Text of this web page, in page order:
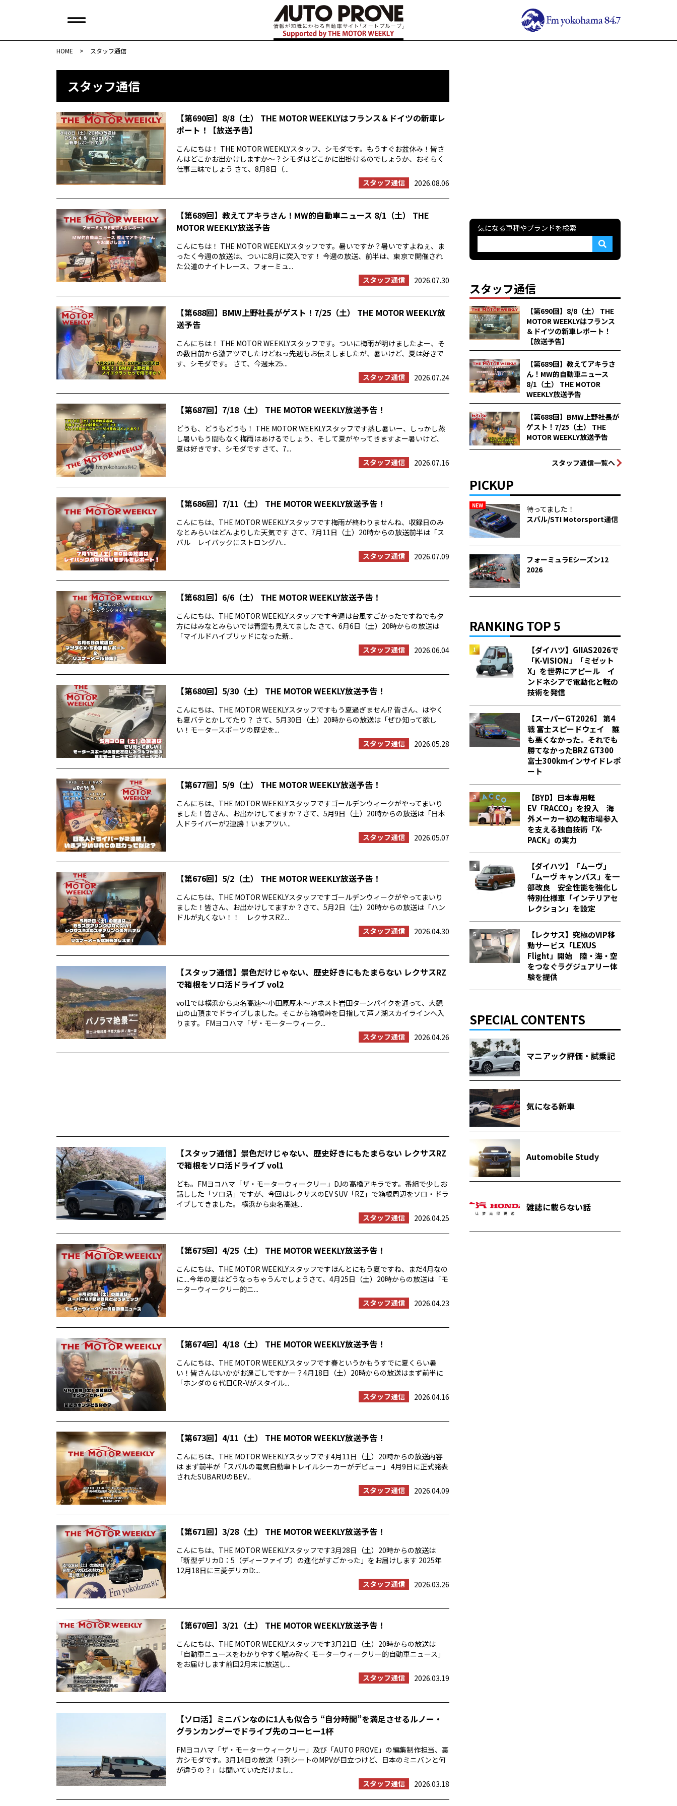
HOME > スタッフ通信
スタッフ通信
【第690回】8/8（土） THE MOTOR WEEKLYはフランス＆ドイツの新車レ
ポート！【放送予告】
こんにちは！ THE MOTOR WEEKLYスタッフ、シモダです。もうすぐお盆休み！皆さ
んはどこかお出かけしますか〜？シモダはどこかに出掛けるのでしょうか、おそらく
仕事三昧でしょう さて、8月8日（...
スタッフ通信
2026.08.06
【第689回】教えてアキラさん！MW的自動車ニュース 8/1（土） THE
MOTOR WEEKLY放送予告
こんにちは！ THE MOTOR WEEKLYスタッフです。暑いですか？暑いですよねぇ、ま
ったく今週の放送は、ついに8月に突入です！ 今週の放送、前半は、東京で開催され
た公道のナイトレース、フォーミュ...
スタッフ通信
2026.07.30
【第688回】BMW上野社長がゲスト！7/25（土） THE MOTOR WEEKLY放
送予告
こんにちは！ THE MOTOR WEEKLYスタッフです。ついに梅雨が明けましたよー、そ
の数日前から激アツでしたけどねっ先週もお伝えしましたが、暑いけど、夏は好きで
す、シモダです。 さて、今週末25...
スタッフ通信
2026.07.24
【第687回】7/18（土） THE MOTOR WEEKLY放送予告！
どうも、どうもどうも！ THE MOTOR WEEKLYスタッフです蒸し暑いー、しっかし蒸
し暑いもう間もなく梅雨はあけるでしょう、そして夏がやってきますよー暑いけど、
夏は好きです、シモダです さて、7...
スタッフ通信
2026.07.16
【第686回】7/11（土） THE MOTOR WEEKLY放送予告！
こんにちは、THE MOTOR WEEKLYスタッフです梅雨が終わりませんね、収録日のみ
なとみらいはどんよりした天気です さて、7月11日（土）20時からの放送前半は「ス
バル レイバックにストロングハ...
スタッフ通信
2026.07.09
【第681回】6/6（土） THE MOTOR WEEKLY放送予告！
こんにちは、THE MOTOR WEEKLYスタッフです今週は台風すごかったですねでも夕
方にはみなとみらいでは青空も見えてました さて、6月6日（土）20時からの放送は
「マイルドハイブリッドになった新...
スタッフ通信
2026.06.04
【第680回】5/30（土） THE MOTOR WEEKLY放送予告！
こんにちは、THE MOTOR WEEKLYスタッフですもう夏過ぎません!? 皆さん、はやく
も夏バテとかしてたり？ さて、5月30日（土）20時からの放送は「ぜひ知って欲し
い！モータースポーツの歴史を...
スタッフ通信
2026.05.28
【第677回】5/9（土） THE MOTOR WEEKLY放送予告！
こんにちは、THE MOTOR WEEKLYスタッフですゴールデンウィークがやってまいり
ました！皆さん、お出かけしてますか？さて、5月9日（土）20時からの放送は「日本
人ドライバーが2連勝！いまアツい...
スタッフ通信
2026.05.07
【第676回】5/2（土） THE MOTOR WEEKLY放送予告！
こんにちは、THE MOTOR WEEKLYスタッフですゴールデンウィークがやってまいり
ました！皆さん、お出かけしてますか？さて、5月2日（土）20時からの放送は「ハン
ドルが丸くない！！ レクサスRZ...
スタッフ通信
2026.04.30
【スタッフ通信】景色だけじゃない、歴史好きにもたまらない レクサスRZ
で箱根をソロ活ドライブ vol2
vol1では横浜から東名高速〜小田原厚木〜アネスト岩田ターンパイクを通って、大観
山の山頂までドライブしました。そこから箱根峠を目指して芦ノ湖スカイラインへ入
ります。 FMヨコハマ「ザ・モーターウィーク...
スタッフ通信
2026.04.26
【スタッフ通信】景色だけじゃない、歴史好きにもたまらない レクサスRZ
で箱根をソロ活ドライブ vol1
ども。FMヨコハマ「ザ・モーターウィークリー」DJの高橋アキラです。番組で少しお
話しした「ソロ活」ですが、今回はレクサスのEV SUV「RZ」で箱根周辺をソロ・ドラ
イブしてきました。 横浜から東名高速...
スタッフ通信
2026.04.25
【第675回】4/25（土） THE MOTOR WEEKLY放送予告！
こんにちは、THE MOTOR WEEKLYスタッフですほんとにもう夏ですね、まだ4月なの
に....今年の夏はどうなっちゃうんでしょうさて、4月25日（土）20時からの放送は「モ
ーターウィークリー的ニ...
スタッフ通信
2026.04.23
【第674回】4/18（土） THE MOTOR WEEKLY放送予告！
こんにちは、THE MOTOR WEEKLYスタッフです春というかもうすでに夏くらい暑
い！皆さんはいかがお過ごしですかー？4月18日（土）20時からの放送はまず前半に
「ホンダの６代目CR-Vがスタイル...
スタッフ通信
2026.04.16
【第673回】4/11（土） THE MOTOR WEEKLY放送予告！
こんにちは、THE MOTOR WEEKLYスタッフです4月11日（土）20時からの放送内容
は まず前半が「スバルの電気自動車トレイルシーカーがデビュー」 4月9日に正式発表
されたSUBARUのBEV...
スタッフ通信
2026.04.09
【第671回】3/28（土） THE MOTOR WEEKLY放送予告！
こんにちは、THE MOTOR WEEKLYスタッフです3月28日（土）20時からの放送は
「新型デリカD：5（ディーファイブ）の進化がすごかった」をお届けします 2025年
12月18日に三菱デリカD:...
スタッフ通信
2026.03.26
【第670回】3/21（土） THE MOTOR WEEKLY放送予告！
こんにちは、THE MOTOR WEEKLYスタッフです3月21日（土）20時からの放送は
「自動車ニュースをわかりやすく噛み砕く モーターウィークリー的自動車ニュース」
をお届けします前回2月末に放送し...
スタッフ通信
2026.03.19
【ソロ活】ミニバンなのに1人も似合う “自分時間”を満足させるルノー・
グランカングーでドライブ先のコーヒー1杯
FMヨコハマ「ザ・モーターウィークリー」及び「AUTO PROVE」の編集制作担当、裏
方シモダです。3月14日の放送「3列シートのMPVが目立つけど、日本のミニバンと何
が違うの？」は聞いていただけまし...
スタッフ通信
2026.03.18
気になる車種やブランドを検索
スタッフ通信
【第690回】8/8（土） THE
MOTOR WEEKLYはフランス
＆ドイツの新車レポート！
【放送予告】
【第689回】教えてアキラさ
ん！MW的自動車ニュース
8/1（土） THE MOTOR
WEEKLY放送予告
【第688回】BMW上野社長が
ゲスト！7/25（土） THE
MOTOR WEEKLY放送予告
スタッフ通信一覧へ
PICKUP
NEW
待ってました！
スバル/STI Motorsport通信
フォーミュラEシーズン12
2026
RANKING TOP 5
【ダイハツ】GIIAS2026で
「K-VISION」「ミゼット
X」を世界にアピール イ
ンドネシアで電動化と軽の
技術を発信
【スーパーGT2026】 第4
戦 富士スピードウェイ 誰
も悪くなかった。それでも
勝てなかった――BRZ GT300
富士300kmインサイドレポ
ート
【BYD】日本専用軽
EV「RACCO」を投入 海
外メーカー初の軽市場参入
を支える独自技術「X-
PACK」の実力
【ダイハツ】「ムーヴ」
「ムーヴ キャンバス」を一
部改良 安全性能を強化し
特別仕様車「インテリアセ
レクション」を設定
【レクサス】究極のVIP移
動サービス「LEXUS
Flight」開始 陸・海・空
をつなぐラグジュアリー体
験を提供
SPECIAL CONTENTS
マニアック評価・試乗記
気になる新車
Automobile Study
雑誌に載らない話